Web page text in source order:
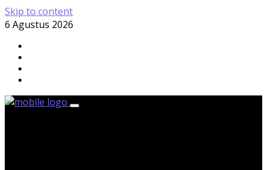
Skip to content
6 Agustus 2026